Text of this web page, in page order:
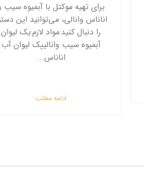
برای تهیه موکتل با آبمیوه سیب
اناناس وانالی، می‌توانید این
را دنبال کنید:مواد لازم:یک لیوان
آبمیوه سیب وانالییک لیوان آب
اناناس...
ادامه مطلب